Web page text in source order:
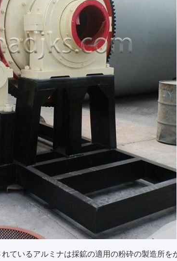
ているアルミナは採鉱の適用の粉砕の製造所を